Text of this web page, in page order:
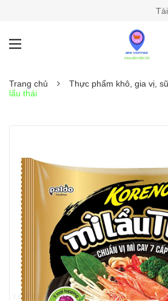
Trang chủ Thực phẩm khô, gia vị,
lẩu thái